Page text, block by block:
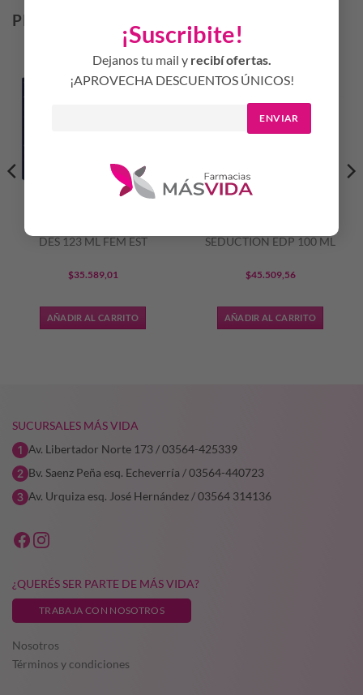
¡Suscribite!
Dejanos tu mail y recibí ofertas.
¡APROVECHA DESCUENTOS ÚNICOS!
ENVIAR
PRODUCTOS RELACIONADOS
DES 123 ML FEM EST
$35.589,01
AÑADIR AL CARRITO
SEDUCTION EDP 100 ML
$45.509,56
AÑADIR AL CARRITO
SUCURSALES MÁS VIDA
Av. Libertador Norte 173 / 03564-425339
Bv. Saenz Peña esq. Echeverría / 03564-440723
Av. Urquiza esq. José Hernández / 03564 314136
¿QUERÉS SER PARTE DE MÁS VIDA?
TRABAJA CON NOSOTROS
Nosotros
Términos y condiciones